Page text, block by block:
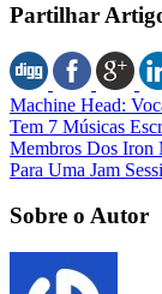
Partilhar
Machine Head:
Tem 7 Músicas
Membros Dos Iron
Para Uma Jam
Sobre o Autor